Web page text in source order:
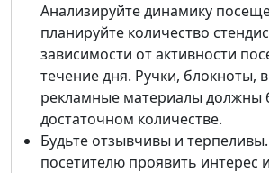
Анализируйте динамику
планируйте количество
зависимости от активности
течение дня. Ручки, блокноты,
рекламные материалы должны
достаточном количестве.
Будьте отзывчивы и
посетителю проявить интерес